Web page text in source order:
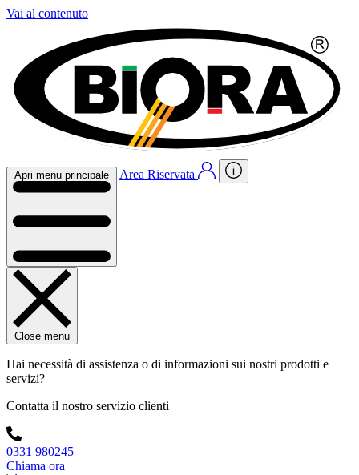
Vai al contenuto
Apri menu principale Area Riservata
Close menu
Hai necessità di assistenza o di informazioni sui nostri prodotti e
servizi?
Contatta il nostro servizio clienti
0331 980245
Chiama ora